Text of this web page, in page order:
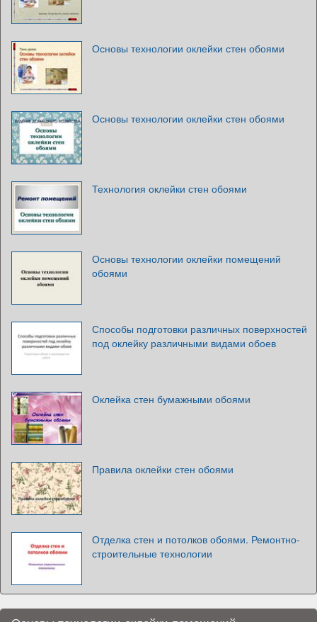
Основы технологии оклейки стен обоями
Основы технологии оклейки стен обоями
Технология оклейки стен обоями
Основы технологии оклейки помещений
обоями
Способы подготовки различных поверхностей
под оклейку различными видами обоев
Оклейка стен бумажными обоями
Правила оклейки стен обоями
Отделка стен и потолков обоями. Ремонтно-
строительные технологии